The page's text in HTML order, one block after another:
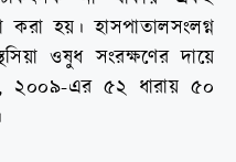
হয়। হাসপাতালসংলগ্ন
ওষুধ সংরক্ষণের দায়ে
২০০৯-এর ৫২ ধারায় ৫০